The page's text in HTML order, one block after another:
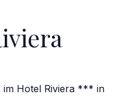
im Hotel Riviera *** in